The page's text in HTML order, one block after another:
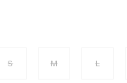
S M L